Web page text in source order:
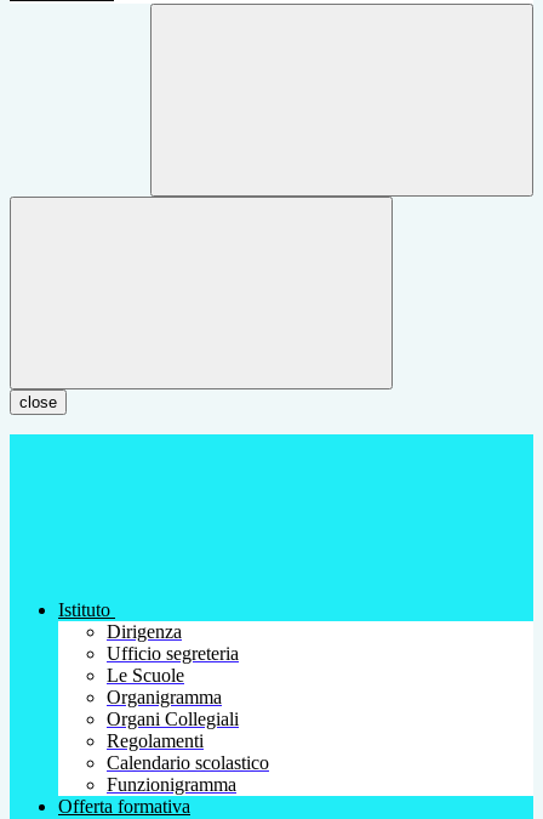
close
Istituto
Dirigenza
Ufficio segreteria
Le Scuole
Organigramma
Organi Collegiali
Regolamenti
Calendario scolastico
Funzionigramma
Offerta formativa